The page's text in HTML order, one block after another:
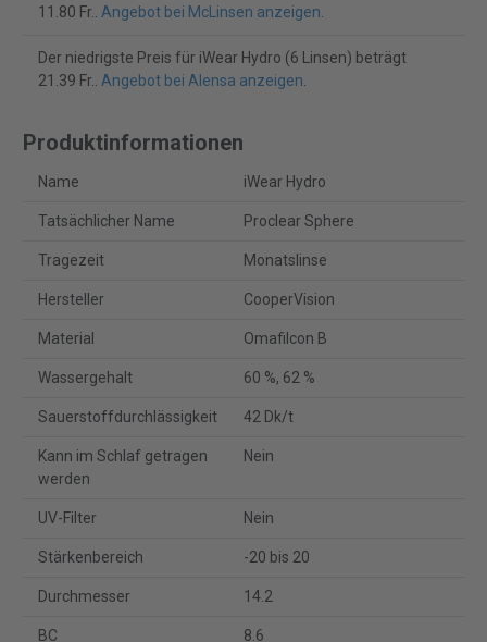
11.80 Fr.. Angebot bei McLinsen anzeigen.
Der niedrigste Preis für iWear Hydro (6 Linsen) beträgt
21.39 Fr.. Angebot bei Alensa anzeigen.
Produktinformationen
Name iWear Hydro
Tatsächlicher Name Proclear Sphere
Tragezeit Monatslinse
Hersteller CooperVision
Material Omafilcon B
Wassergehalt 60 %, 62 %
Sauerstoffdurchlässigkeit 42 Dk/t
Kann im Schlaf getragen
werden
Nein
UV-Filter Nein
Stärkenbereich -20 bis 20
Durchmesser 14.2
BC 8.6